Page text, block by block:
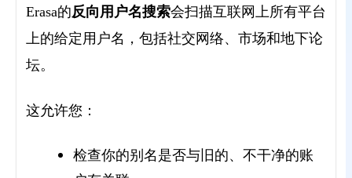
Erasa的反向用户名搜索会扫描互联网上所有平台
上的给定用户名，包括社交网络、市场和地下论
坛。
这允许您：
检查你的别名是否与旧的、不干净的账